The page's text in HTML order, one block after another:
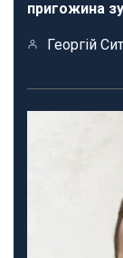
пригожина
Георгій